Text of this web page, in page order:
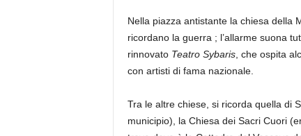
Nella piazza antistante la chiesa della
ricordano la guerra ; l’allarme suona
rinnovato Teatro Sybaris, che ospita
con artisti di fama nazionale.
Tra le altre chiese, si ricorda quella di
municipio), la Chiesa dei Sacri Cuori